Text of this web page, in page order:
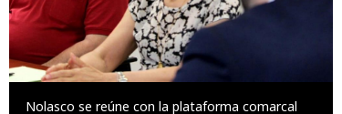
Nolasco se reúne con la plataforma comarcal